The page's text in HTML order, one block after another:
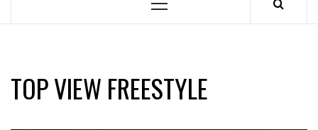
Primary
TOP VIEW FREESTYLE